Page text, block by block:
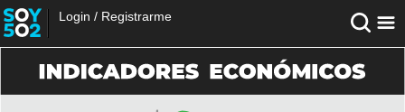
Login / Registrarme